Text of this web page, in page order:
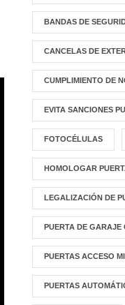
BANDAS DE
CANCELAS DE
CUMPLIMIENTO DE
EVITA SANCIONES
FOTOCÉLULAS
HOMOLOGAR
LEGALIZACIÓN DE
PUERTA DE GARAJE
PUERTAS ACCESO
PUERTAS